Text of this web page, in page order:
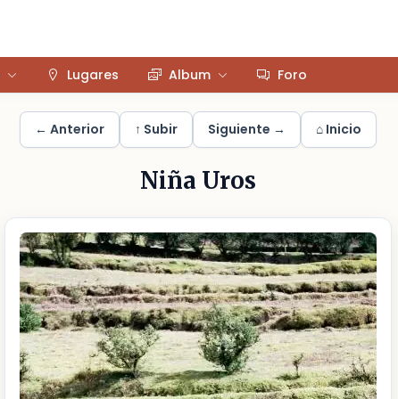
Lugares Album Foro
← Anterior ↑ Subir Siguiente → ⌂ Inicio
Niña Uros